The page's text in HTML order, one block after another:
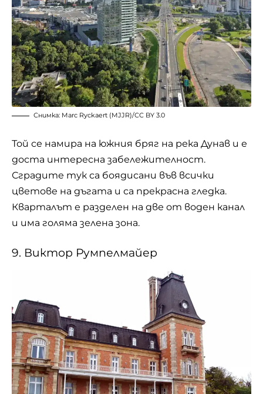
Снимка: Marc Ryckaert (MJJR)/CC BY 3.0
Той се намира на южния бряг на река Дунав и е
доста интересна забележителност.
Сградите тук са боядисани във всички
цветове на дъгата и са прекрасна гледка.
Кварталът е разделен на две от воден канал
и има голяма зелена зона.
9. Виктор Румпелмайер